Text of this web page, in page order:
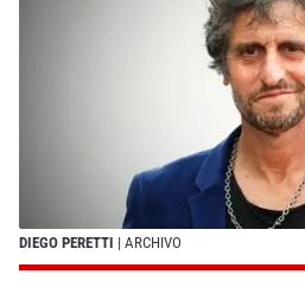
DIEGO PERETTI | ARCHIVO